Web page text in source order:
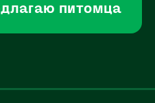
питомца